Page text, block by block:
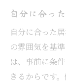
自分に合っ
自分に合った
の雰囲気を基
は、事前に条
きるからです